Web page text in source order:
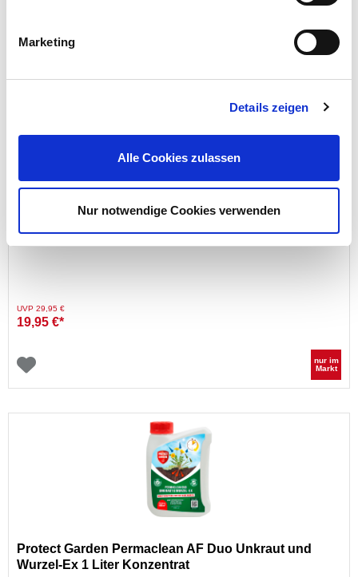
Marketing
Details zeigen
Alle Cookies zulassen
Nur notwendige Cookies verwenden
nur im
Markt
Elektro-Unkrautvernichter BG-EUV 2000
Preis reduziert von
UVP 29,95 €auf
19,95 €*
nur im
Markt
Protect Garden Permaclean AF Duo Unkraut und
Wurzel-Ex 1 Liter Konzentrat